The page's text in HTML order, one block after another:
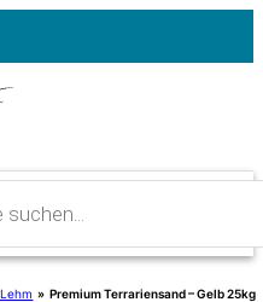
» Premium Terrariensand – Gelb 25kg